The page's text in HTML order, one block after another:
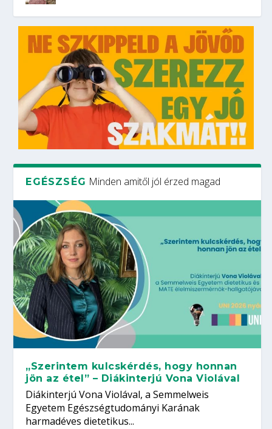
EGÉSZSÉG Minden amitől jól érzed magad
„Szerintem kulcskérdés, hogy honnan
jön az étel” – Diákinterjú Vona Violával
Diákinterjú Vona Violával, a Semmelweis
Egyetem Egészségtudományi Karának
harmadéves dietetikus...